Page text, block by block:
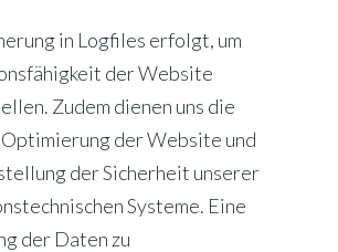
in Logfiles erfolgt, um
der Website
Zudem dienen uns die
der Website und
der Sicherheit unserer
Systeme. Eine
der Daten zu